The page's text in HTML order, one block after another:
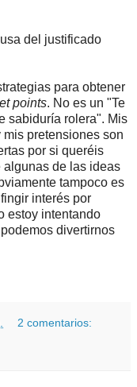
del justificado
para obtener
points. No es un "Te
sabiduría rolera". Mis
pretensiones son
por si queréis
de las ideas
tampoco es
interés por
estoy intentando
divertirnos
2 comentarios: